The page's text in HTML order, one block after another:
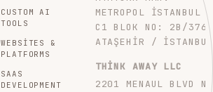
CUSTOM AI
TOOLS
WEBSITES &
PLATFORMS
SAAS
DEVELOPMENT
METROPOL İSTANBUL
C1 BLOK NO: 2B/376
ATAŞEHIR / İSTANBUL
THINK AWAY LLC
2201 MENAUL BLVD NE